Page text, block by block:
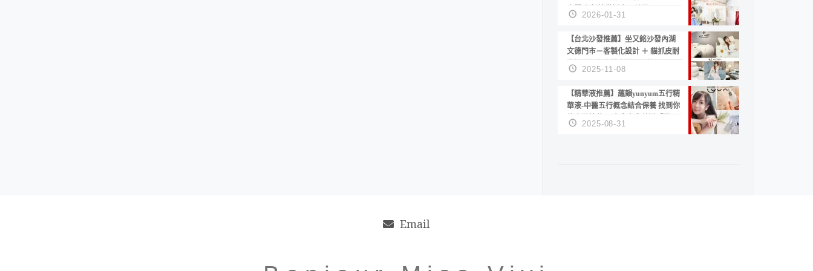
套服務 新娘備婚省心首選！
2026-01-31
【台北沙發推薦】坐又銘沙發內湖
文德門市－客製化設計 ＋ 貓抓皮耐
磨好清潔｜直營直銷、價格透明
高CP值打造夢想居家風格
2025-11-08
【精華液推薦】蘊韻yunyum五行精
華液-中醫五行概念結合保養 找到你
的專屬精華！ 水㊀土㊀就選「潤・
賦精華」維持肌膚剛剛好的平衡
2025-08-31
Email